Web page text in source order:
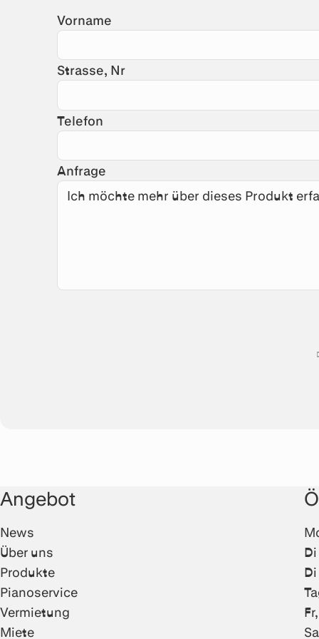
Vorname
Strasse, Nr
Telefon
Anfrage
Angebot
News
Über uns
Produkte
Pianoservice
Vermietung
Miete